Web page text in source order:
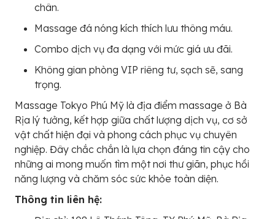
chân.
Massage đá nóng kích thích lưu thông máu.
Combo dịch vụ đa dạng với mức giá ưu đãi.
Không gian phòng VIP riêng tư, sạch sẽ, sang
trọng.
Massage Tokyo Phú Mỹ là địa điểm massage ở Bà
Rịa lý tưởng, kết hợp giữa chất lượng dịch vụ, cơ sở
vật chất hiện đại và phong cách phục vụ chuyên
nghiệp. Đây chắc chắn là lựa chọn đáng tin cậy cho
những ai mong muốn tìm một nơi thư giãn, phục hồi
năng lượng và chăm sóc sức khỏe toàn diện.
Thông tin liên hệ: